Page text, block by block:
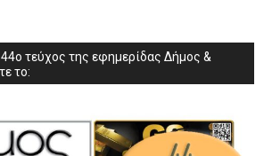
τεύχος της εφημερίδας Δήμος &
το: